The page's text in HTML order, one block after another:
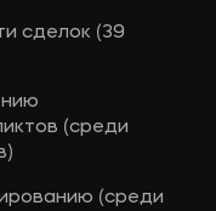
сделок (39
(среди
(среди